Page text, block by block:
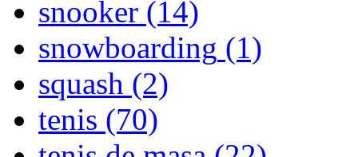
snooker (14)
snowboarding (1)
squash (2)
tenis (70)